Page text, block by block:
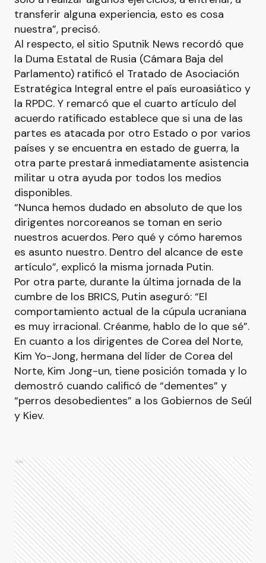
transferir alguna experiencia, esto es cosa
nuestra”, precisó.
Al respecto, el sitio Sputnik News recordó que
la Duma Estatal de Rusia (Cámara Baja del
Parlamento) ratificó el Tratado de Asociación
Estratégica Integral entre el país euroasiático y
la RPDC. Y remarcó que el cuarto artículo del
acuerdo ratificado establece que si una de las
partes es atacada por otro Estado o por varios
países y se encuentra en estado de guerra, la
otra parte prestará inmediatamente asistencia
militar u otra ayuda por todos los medios
disponibles.
“Nunca hemos dudado en absoluto de que los
dirigentes norcoreanos se toman en serio
nuestros acuerdos. Pero qué y cómo haremos
es asunto nuestro. Dentro del alcance de este
artículo”, explicó la misma jornada Putin.
Por otra parte, durante la última jornada de la
cumbre de los BRICS, Putin aseguró: “El
comportamiento actual de la cúpula ucraniana
es muy irracional. Créanme, hablo de lo que sé”.
En cuanto a los dirigentes de Corea del Norte,
Kim Yo-Jong, hermana del líder de Corea del
Norte, Kim Jong-un, tiene posición tomada y lo
demostró cuando calificó de “dementes” y
“perros desobedientes” a los Gobiernos de Seúl
y Kiev.
Ads